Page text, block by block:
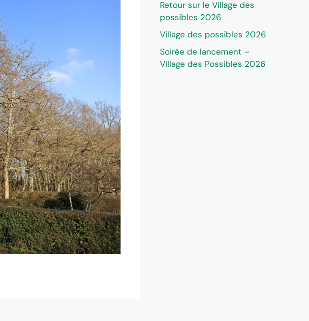
Retour sur le Village des
possibles 2026
Village des possibles 2026
Soirée de lancement –
Village des Possibles 2026